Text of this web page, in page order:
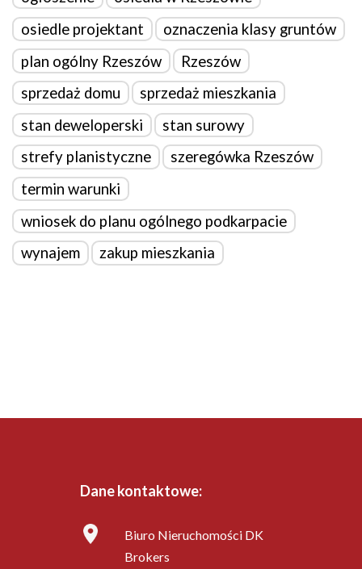
osiedle projektant
oznaczenia klasy gruntów
plan ogólny Rzeszów
Rzeszów
sprzedaż domu
sprzedaż mieszkania
stan deweloperski
stan surowy
strefy planistyczne
szeregówka Rzeszów
termin warunki
wniosek do planu ogólnego podkarpacie
wynajem
zakup mieszkania
Dane kontaktowe:
Biuro Nieruchomości DK
Brokers